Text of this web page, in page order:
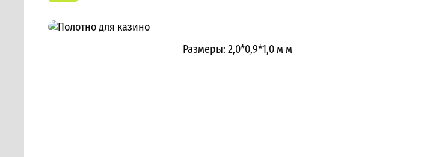
Размеры: 2,0*0,9*1,0 м м